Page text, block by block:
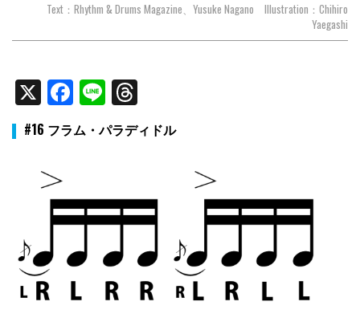
Text：Rhythm & Drums Magazine、Yusuke Nagano Illustration：Chihiro
Yaegashi
X Facebook
Line
#16 フラム・パラディドル